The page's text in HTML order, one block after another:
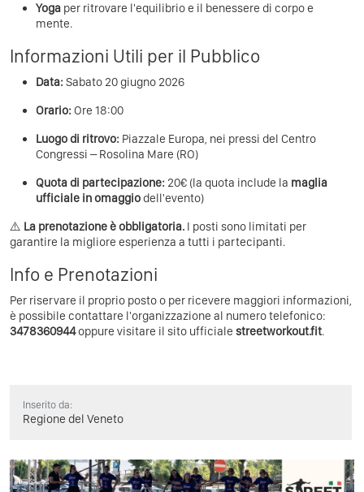
Yoga per ritrovare l'equilibrio e il benessere di corpo e
mente.
Informazioni Utili per il Pubblico
Data: Sabato 20 giugno 2026
Orario: Ore 18:00
Luogo di ritrovo: Piazzale Europa, nei pressi del Centro
Congressi – Rosolina Mare (RO)
Quota di partecipazione: 20€ (la quota include la maglia
ufficiale in omaggiodell'evento)
⚠️ La prenotazione è obbligatoria. I posti sono limitati per
garantire la migliore esperienza a tutti i partecipanti.
Info e Prenotazioni
Per riservare il proprio posto o per ricevere maggiori informazioni,
è possibile contattare l'organizzazione al numero telefonico:
3478360944oppure visitare il sito ufficiale streetworkout.fit.
Inserito da:
Regione del Veneto